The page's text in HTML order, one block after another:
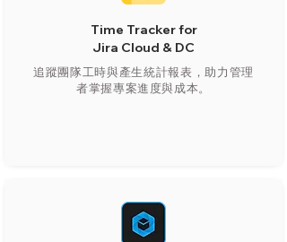
Time Tracker for
Jira Cloud & DC​
追蹤團隊工時與產生統計報表，助力管理
者掌握專案進度與成本。